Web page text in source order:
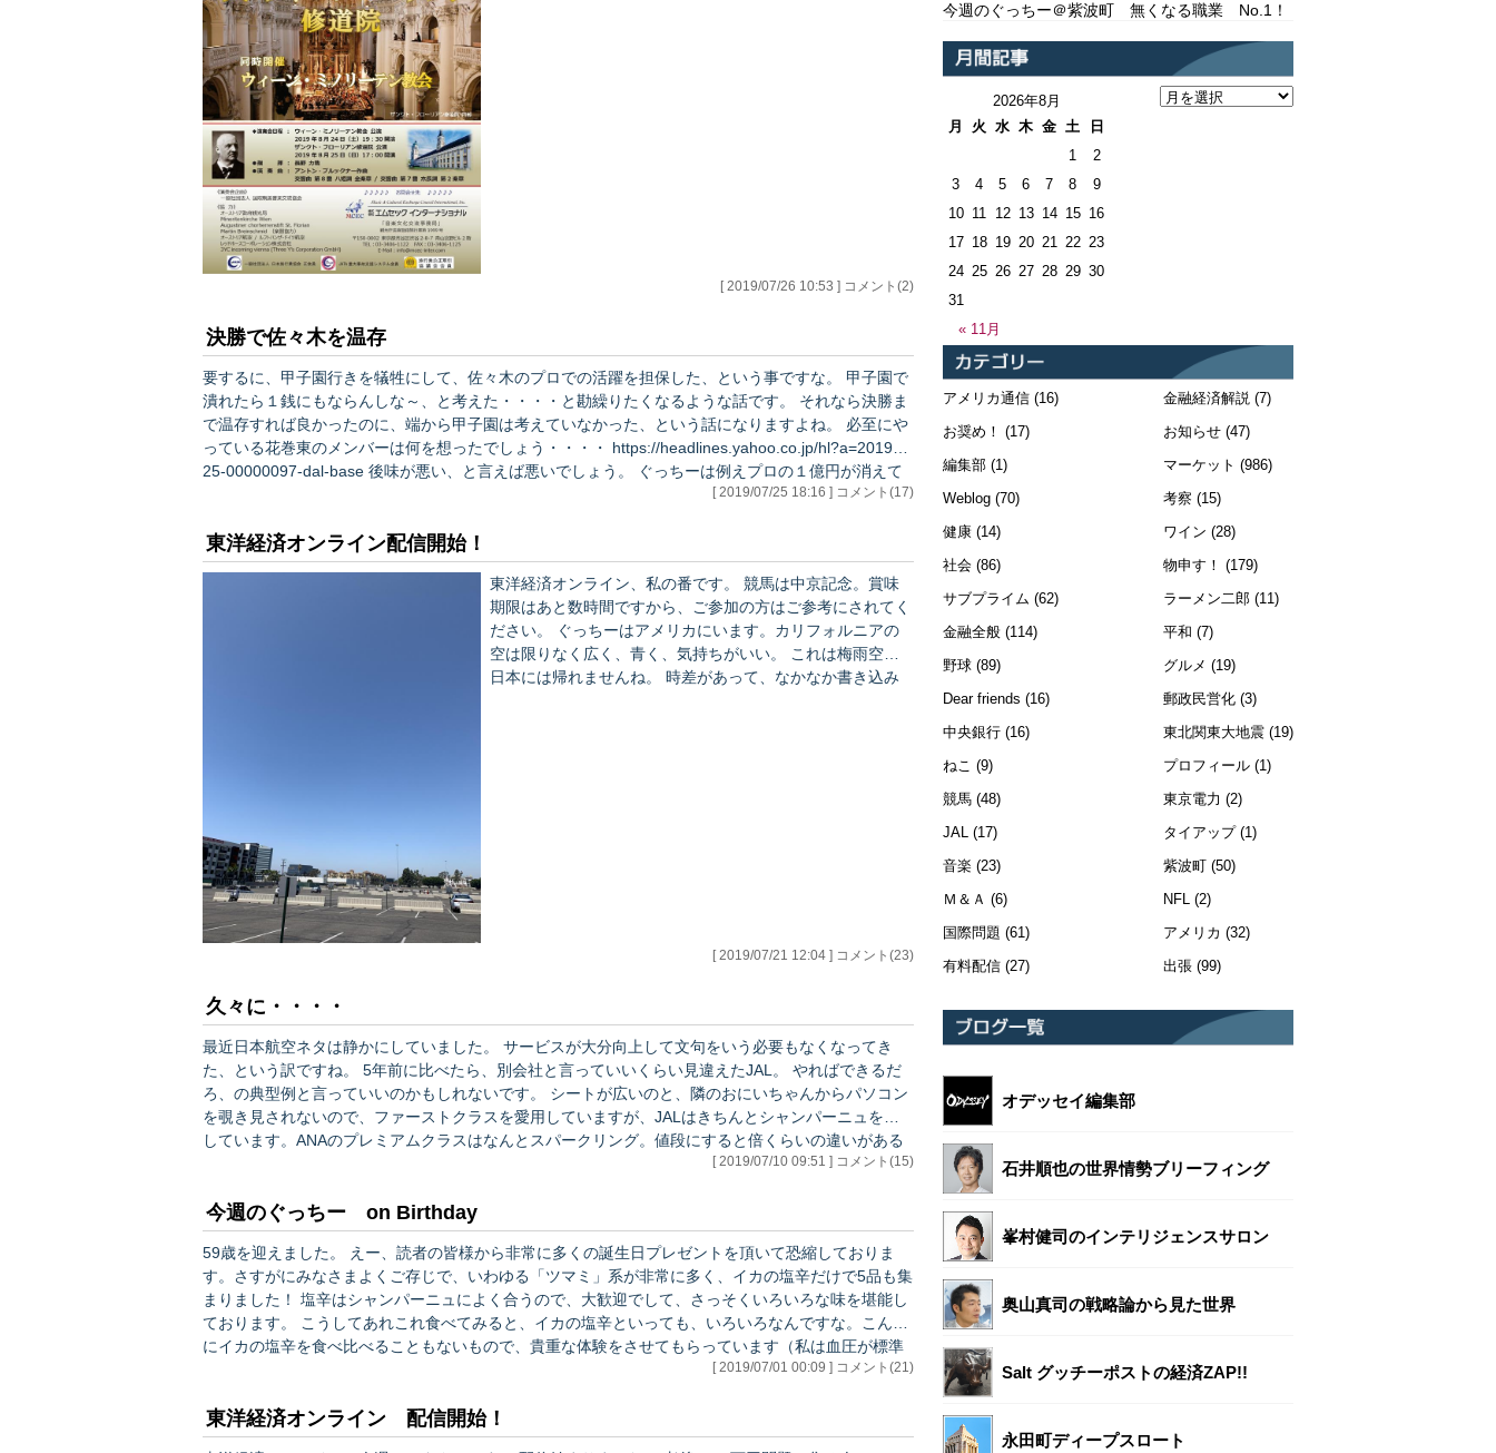
[ 2019/07/26 10:53 ] コメント(2)
決勝で佐々木を温存
要するに、甲子園行きを犠牲にして、佐々木のプロでの活躍を担保した、という事ですな。 甲子園で
潰れたら１銭にもならんしな～、と考えた・・・・と勘繰りたくなるような話です。 それなら決勝ま
で温存すれば良かったのに、端から甲子園は考えていなかった、という話になりますよね。 必至にや
っている花巻東のメンバーは何を想ったでしょう・・・・ https://headlines.yahoo.co.jp/hl?a=201907
25-00000097-dal-base 後味が悪い、と言えば悪いでしょう。 ぐっちーは例えプロの１億円が消えて
も、甲子園で「熱投」した方が佐々木君の人生的にはプラスだと思います…[ 2019/07/25 18:16 ] コメント(17)
東洋経済オンライン配信開始！
東洋経済オンライン、私の番です。 競馬は中京記念。賞味
期限はあと数時間ですから、ご参加の方はご参考にされてく
ださい。 ぐっちーはアメリカにいます。カリフォルニアの
空は限りなく広く、青く、気持ちがいい。 これは梅雨空の
日本には帰れませんね。 時差があって、なかなか書き込み
[ 2019/07/21 12:04 ] コメント(23)
久々に・・・・
最近日本航空ネタは静かにしていました。 サービスが大分向上して文句をいう必要もなくなってき
た、という訳ですね。 5年前に比べたら、別会社と言っていいくらい見違えたJAL。 やればできるだ
ろ、の典型例と言っていいのかもしれないです。 シートが広いのと、隣のおにいちゃんからパソコン
を覗き見されないので、ファーストクラスを愛用していますが、JALはきちんとシャンパーニュを出
しています。ANAのプレミアムクラスはなんとスパークリング。値段にすると倍くらいの違いがある
し、マッタク違う飲み物なので、プレミアムクラスでスパークリングを出すANAは本当に客を舐めて
[ 2019/07/10 09:51 ] コメント(15)
今週のぐっちー on Birthday
59歳を迎えました。 えー、読者の皆様から非常に多くの誕生日プレゼントを頂いて恐縮しておりま
す。さすがにみなさまよくご存じで、いわゆる「ツマミ」系が非常に多く、イカの塩辛だけで5品も集
まりました！ 塩辛はシャンパーニュによく合うので、大歓迎でして、さっそくいろいろな味を堪能し
ております。 こうしてあれこれ食べてみると、イカの塩辛といっても、いろいろなんですな。こんな
にイカの塩辛を食べ比べることもないもので、貴重な体験をさせてもらっています（私は血圧が標準
[ 2019/07/01 00:09 ] コメント(21)
東洋経済オンライン 配信開始！
今週のぐっちー＠紫波町 無くなる職業 No.1！
2026年8月
月
火 水 木 金 土 日
« 11月
1
2
3
4 5 6 7 8
9
10 11 12 13 14 15 16
17 18 19 20 21 22 23
24 25 26 27 28 29 30
31
アメリカ通信 (16)
お奨め！ (17)
編集部 (1)
Weblog (70)
健康 (14)
社会 (86)
サブプライム (62)
金融全般 (114)
野球 (89)
Dear friends (16)
中央銀行 (16)
ねこ (9)
競馬 (48)
JAL (17)
音楽 (23)
Ｍ＆Ａ (6)
国際問題 (61)
有料配信 (27)
金融経済解説(7)
お知らせ(47)
マーケット (986)
考察 (15)
ワイン (28)
物申す！ (179)
ラーメン二郎(11)
平和 (7)
グルメ (19)
郵政民営化(3)
東北関東大地震(19)
プロフィール(1)
東京電力 (2)
タイアップ(1)
紫波町(50)
NFL(2)
アメリカ (32)
出張(99)
オデッセイ編集部
石井順也の世界情勢ブリーフィング
峯村健司のインテリジェンスサロン
奥山真司の戦略論から見た世界
Salt グッチーポストの経済ZAP!!
永田町ディープスロート